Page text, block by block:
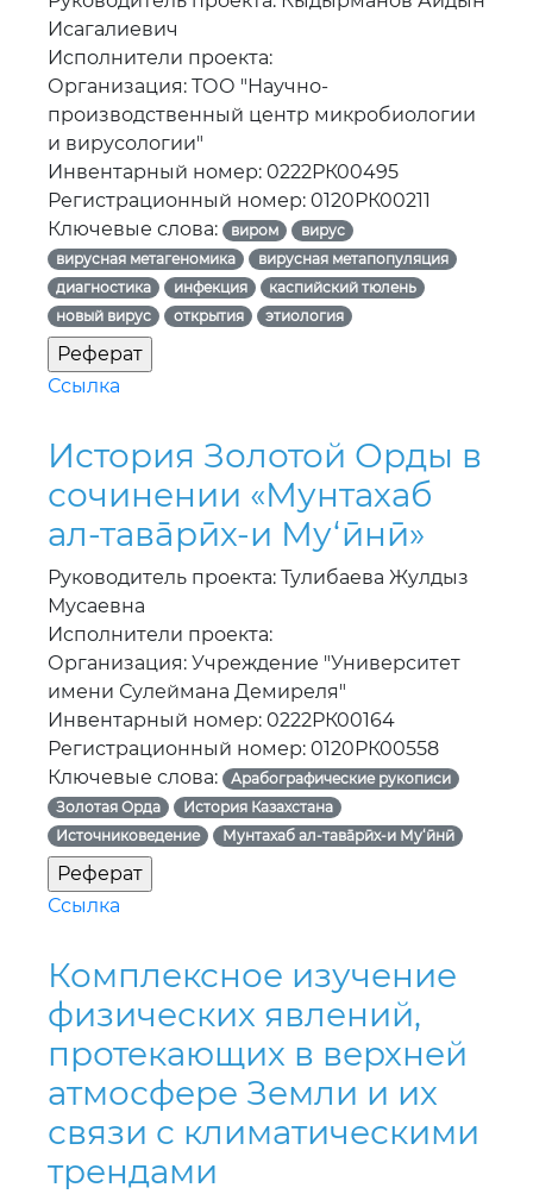
Исагалиевич
Исполнители проекта:
Организация: ТОО "Научно-
производственный центр микробиологии
и вирусологии"
Инвентарный номер: 0222РК00495
Регистрационный номер: 0120РК00211
Ключевые слова:
виром
вирус
вирусная метагеномика
вирусная метапопуляция
диагностика
инфекция
каспийский тюлень
новый вирус
открытия этиология
Ссылка
История Золотой Орды в
сочинении «Мунтахаб
ал-тавāрӣх-и Му‘ӣнӣ»
Руководитель проекта: Тулибаева Жулдыз
Мусаевна
Исполнители проекта:
Организация: Учреждение "Университет
имени Сулеймана Демиреля"
Инвентарный номер: 0222РК00164
Регистрационный номер: 0120РК00558
Ключевые слова:
Арабографические рукописи
Золотая Орда
История Казахстана
Источниковедение
Мунтахаб ал-тавāрӣх-и Му‘ӣнӣ
Ссылка
Комплексное изучение
физических явлений,
протекающих в верхней
атмосфере Земли и их
связи с климатическими
трендами